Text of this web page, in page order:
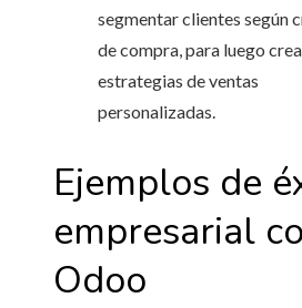
segmentar clientes según
de compra, para luego
estrategias de ventas
personalizadas.
Ejemplos de
empresarial
Odoo